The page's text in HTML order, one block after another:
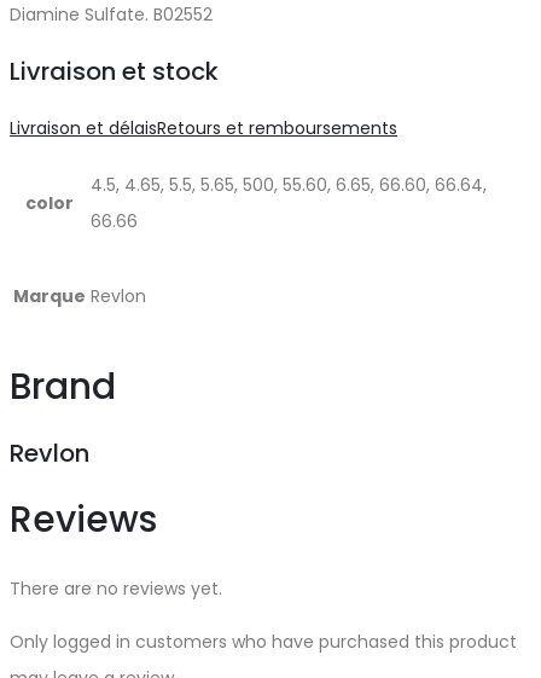
Diamine Sulfate. B02552
Livraison et stock
Livraison et délaisRetours et remboursements
color
4.5, 4.65, 5.5, 5.65, 500, 55.60, 6.65, 66.60, 66.64,
66.66
Marque Revlon
Brand
Revlon
Reviews
There are no reviews yet.
Only logged in customers who have purchased this product